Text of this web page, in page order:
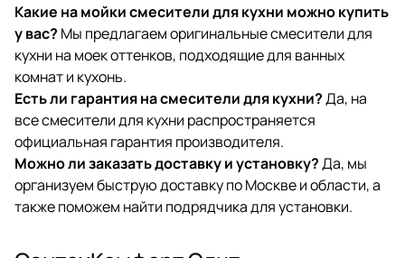
Какие на мойки смесители для кухни можно купить
у вас? Мы предлагаем оригинальные смесители для
кухни на моек оттенков, подходящие для ванных
комнат и кухонь.
Есть ли гарантия на смесители для кухни?Да, на
все смесители для кухни распространяется
официальная гарантия производителя.
Можно ли заказать доставку и установку?Да, мы
организуем быструю доставку по Москве и области, а
также поможем найти подрядчика для установки.